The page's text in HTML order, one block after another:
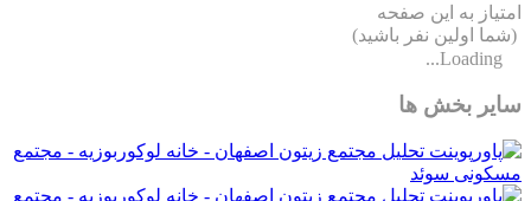
امتیاز به این صفحه
(شما اولین نفر باشید)
Loading...
سایر بخش ها